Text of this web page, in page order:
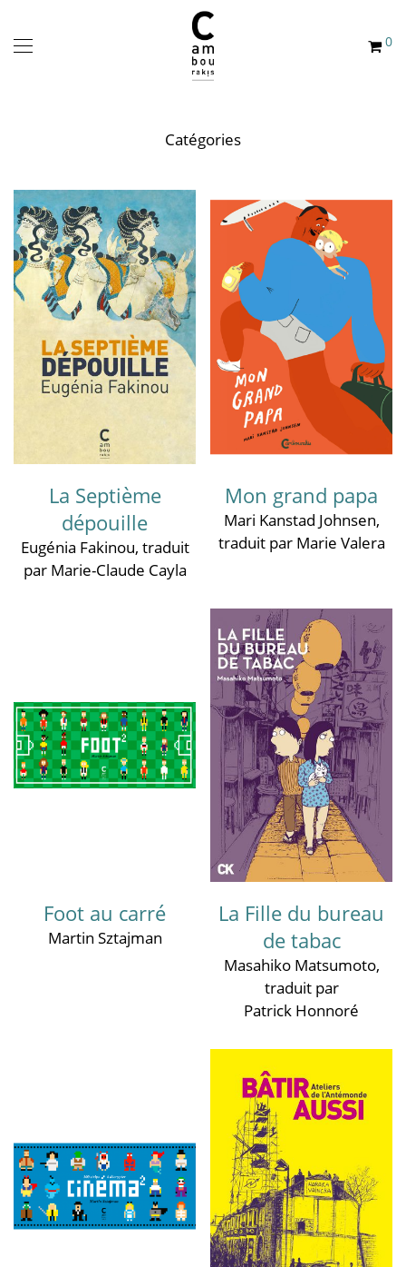
0
Catégories
La Septième
dépouille
Eugénia Fakinou, traduit
par Marie-Claude Cayla
Mon grand papa
Mari Kanstad Johnsen,
traduit par Marie Valera
Foot au carré
Martin Sztajman
La Fille du bureau
de tabac
Masahiko Matsumoto,
traduit par
Patrick Honnoré